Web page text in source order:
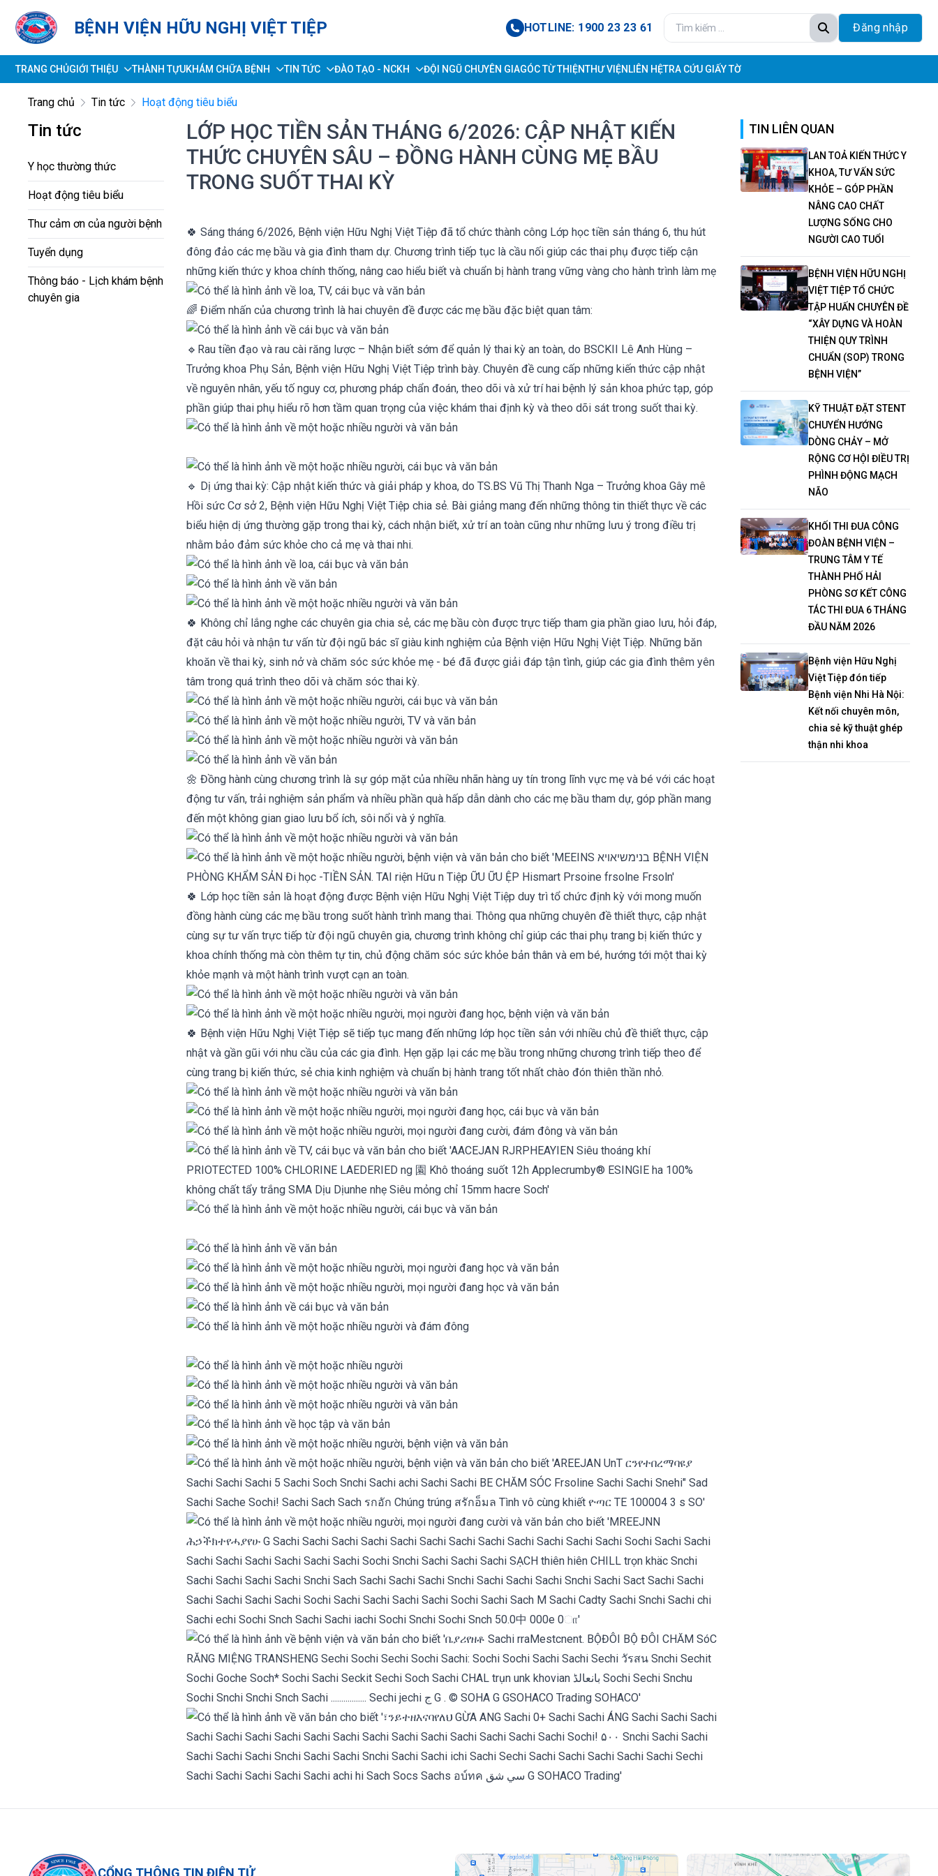
BỆNH VIỆN HỮU NGHỊ VIỆT TIỆP HOTLINE: 1900 23 23 61 Đăng nhập
TRANG CHỦGIỚI THIỆU THÀNH TỰUKHÁM CHỮA BỆNH TIN TỨC ĐÀO TẠO - NCKH ĐỘI NGŨ CHUYÊN GIAGÓC TỪ THIỆNTHƯ VIỆN LIÊN HỆTRA CỨU GIẤY TỜ
Trang chủ Tin tức Hoạt động tiêu biểu
Tin tức
Y học thường thức
Hoạt động tiêu biểu
Thư cảm ơn của người bệnh
Tuyển dụng
Thông báo - Lịch khám bệnh
chuyên gia
LỚP HỌC TIỀN SẢN THÁNG 6/2026: CẬP NHẬT KIẾN
THỨC CHUYÊN SÂU – ĐỒNG HÀNH CÙNG MẸ BẦU
TRONG SUỐT THAI KỲ
🍀 Sáng tháng 6/2026, Bệnh viện Hữu Nghị Việt Tiệp đã tổ chức thành công Lớp học tiền sản tháng 6, thu hút
đông đảo các mẹ bầu và gia đình tham dự. Chương trình tiếp tục là cầu nối giúp các thai phụ được tiếp cận
những kiến thức y khoa chính thống, nâng cao hiểu biết và chuẩn bị hành trang vững vàng cho hành trình làm mẹ
🌈 Điểm nhấn của chương trình là hai chuyên đề được các mẹ bầu đặc biệt quan tâm:
🔹Rau tiền đạo và rau cài răng lược – Nhận biết sớm để quản lý thai kỳ an toàn, do BSCKII Lê Anh Hùng –
Trưởng khoa Phụ Sản, Bệnh viện Hữu Nghị Việt Tiệp trình bày. Chuyên đề cung cấp những kiến thức cập nhật
về nguyên nhân, yếu tố nguy cơ, phương pháp chẩn đoán, theo dõi và xử trí hai bệnh lý sản khoa phức tạp, góp
phần giúp thai phụ hiểu rõ hơn tầm quan trọng của việc khám thai định kỳ và theo dõi sát trong suốt thai kỳ.
🔹 Dị ứng thai kỳ: Cập nhật kiến thức và giải pháp y khoa, do TS.BS Vũ Thị Thanh Nga – Trưởng khoa Gây mê
Hồi sức Cơ sở 2, Bệnh viện Hữu Nghị Việt Tiệp chia sẻ. Bài giảng mang đến những thông tin thiết thực về các
biểu hiện dị ứng thường gặp trong thai kỳ, cách nhận biết, xử trí an toàn cũng như những lưu ý trong điều trị
nhằm bảo đảm sức khỏe cho cả mẹ và thai nhi.
🍀 Không chỉ lắng nghe các chuyên gia chia sẻ, các mẹ bầu còn được trực tiếp tham gia phần giao lưu, hỏi đáp,
đặt câu hỏi và nhận tư vấn từ đội ngũ bác sĩ giàu kinh nghiệm của Bệnh viện Hữu Nghị Việt Tiệp. Những băn
khoăn về thai kỳ, sinh nở và chăm sóc sức khỏe mẹ - bé đã được giải đáp tận tình, giúp các gia đình thêm yên
tâm trong quá trình theo dõi và chăm sóc thai kỳ.
🌼 Đồng hành cùng chương trình là sự góp mặt của nhiều nhãn hàng uy tín trong lĩnh vực mẹ và bé với các hoạt
động tư vấn, trải nghiệm sản phẩm và nhiều phần quà hấp dẫn dành cho các mẹ bầu tham dự, góp phần mang
đến một không gian giao lưu bổ ích, sôi nổi và ý nghĩa.
🍀 Lớp học tiền sản là hoạt động được Bệnh viện Hữu Nghị Việt Tiệp duy trì tổ chức định kỳ với mong muốn
đồng hành cùng các mẹ bầu trong suốt hành trình mang thai. Thông qua những chuyên đề thiết thực, cập nhật
cùng sự tư vấn trực tiếp từ đội ngũ chuyên gia, chương trình không chỉ giúp các thai phụ trang bị kiến thức y
khoa chính thống mà còn thêm tự tin, chủ động chăm sóc sức khỏe bản thân và em bé, hướng tới một thai kỳ
khỏe mạnh và một hành trình vượt cạn an toàn.
🍀 Bệnh viện Hữu Nghị Việt Tiệp sẽ tiếp tục mang đến những lớp học tiền sản với nhiều chủ đề thiết thực, cập
nhật và gần gũi với nhu cầu của các gia đình. Hẹn gặp lại các mẹ bầu trong những chương trình tiếp theo để
cùng trang bị kiến thức, sẻ chia kinh nghiệm và chuẩn bị hành trang tốt nhất chào đón thiên thần nhỏ.
TIN LIÊN QUAN
LAN TOẢ KIẾN THỨC Y
KHOA, TƯ VẤN SỨC
KHỎE – GÓP PHẦN
NÂNG CAO CHẤT
LƯỢNG SỐNG CHO
NGƯỜI CAO TUỔI
BỆNH VIỆN HỮU NGHỊ
VIỆT TIỆP TỔ CHỨC
TẬP HUẤN CHUYÊN ĐỀ
“XÂY DỰNG VÀ HOÀN
THIỆN QUY TRÌNH
CHUẨN (SOP) TRONG
BỆNH VIỆN”
KỸ THUẬT ĐẶT STENT
CHUYỂN HƯỚNG
DÒNG CHẢY – MỞ
RỘNG CƠ HỘI ĐIỀU TRỊ
PHÌNH ĐỘNG MẠCH
NÃO
KHỐI THI ĐUA CÔNG
ĐOÀN BỆNH VIỆN –
TRUNG TÂM Y TẾ
THÀNH PHỐ HẢI
PHÒNG SƠ KẾT CÔNG
TÁC THI ĐUA 6 THÁNG
ĐẦU NĂM 2026
Bệnh viện Hữu Nghị
Việt Tiệp đón tiếp
Bệnh viện Nhi Hà Nội:
Kết nối chuyên môn,
chia sẻ kỹ thuật ghép
thận nhi khoa
CỔNG THÔNG TIN ĐIỆN TỬ